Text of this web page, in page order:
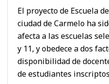
El proyecto de Escuela
ciudad de Carmelo ha
afecta a las escuelas
y 11, y obedece a dos
disponibilidad de
de estudiantes